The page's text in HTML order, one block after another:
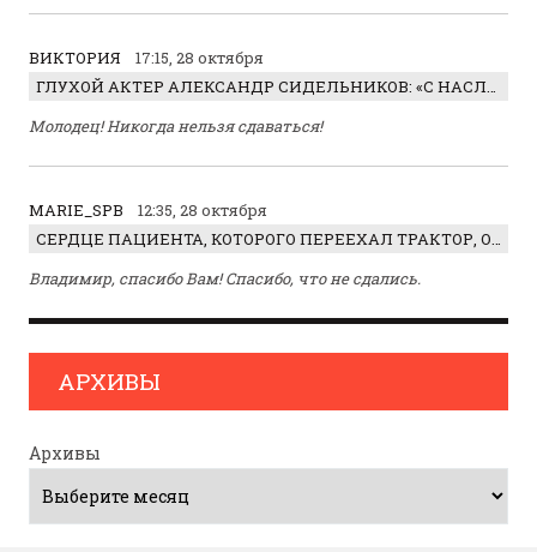
ВИКТОРИЯ
17:15, 28 октября
ГЛУХОЙ АКТЕР АЛЕКСАНДР СИДЕЛЬНИКОВ: «С НАСЛАЖДЕНИЕМ ИГРАЛ ОТРИЦАТЕЛЬНОГО ГЕРОЯ!»
Молодец! Никогда нельзя сдаваться!
MARIE_SPB
12:35, 28 октября
СЕРДЦЕ ПАЦИЕНТА, КОТОРОГО ПЕРЕЕХАЛ ТРАКТОР, ОБНАРУЖИЛИ… В ЖИВОТЕ
Владимир, спасибо Вам! Спасибо, что не сдались.
АРХИВЫ
Архивы